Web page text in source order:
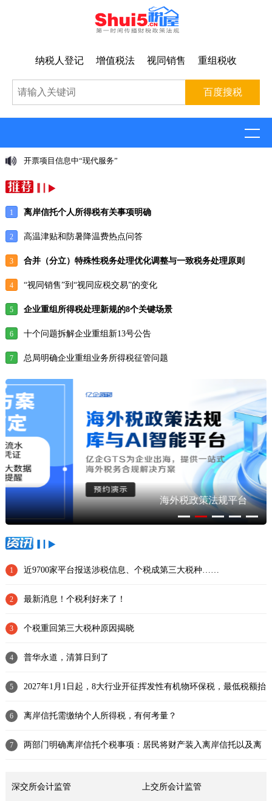
纳税人登记 增值税法 视同销售 重组税收
发票备注栏新规（2026年6月1日
1 离岸信托个人所得税有关事项明确
2 高温津贴和防暑降温费热点问答
3 合并（分立）特殊性税务处理优化调整与一致税务处理原则
4 “视同销售”到“视同应税交易”的变化
5 企业重组所得税处理新规的8个关键场景
6 十个问题拆解企业重组新13号公告
7 总局明确企业重组业务所得税征管问题
海外税政策法规平台
1 近9700家平台报送涉税信息、个税成第三大税种……
2 最新消息！个税利好来了！
3 个税重回第三大税种原因揭晓
4 普华永道，清算日到了
5 2027年1月1日起，8大行业开征挥发性有机物环保税，最低税额抬
高
6 离岸信托需缴纳个人所得税，有何考量？
7 两部门明确离岸信托个税事项：居民将财产装入离岸信托以及离
深交所会计监管
上交所会计监管